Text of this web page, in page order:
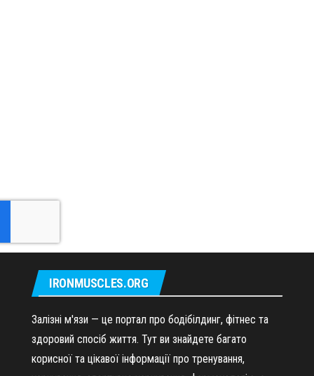
IRONMUSCLES.ORG
Залізні м'язи — це портал про бодібілдинг, фітнес та
здоровий спосіб життя. Тут ви знайдете багато
корисної та цікавої інформації про тренування,